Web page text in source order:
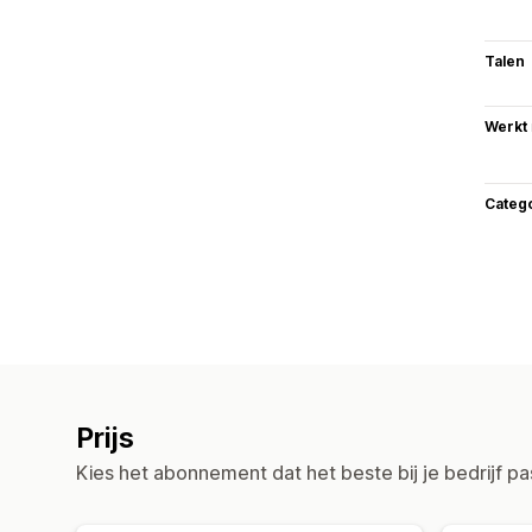
Talen
Werkt
Prijs
Kies het abonnement dat het beste bij je bedrijf